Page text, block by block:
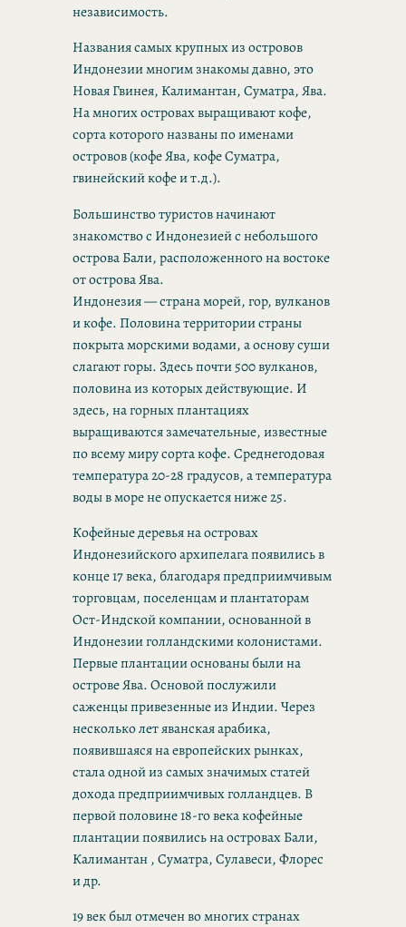
независимость.
Названия самых крупных из островов
Индонезии многим знакомы давно, это
Новая Гвинея, Калимантан, Суматра, Ява.
На многих островах выращивают кофе,
сорта которого названы по именами
островов (кофе Ява, кофе Суматра,
гвинейский кофе и т.д.).
Большинство туристов начинают
знакомство с Индонезией с небольшого
острова Бали, расположенного на востоке
от острова Ява.
Индонезия — страна морей, гор, вулканов
и кофе. Половина территории страны
покрыта морскими водами, а основу суши
слагают горы. Здесь почти 500 вулканов,
половина из которых действующие. И
здесь, на горных плантациях
выращиваются замечательные, известные
по всему миру сорта кофе. Среднегодовая
температура 20-28 градусов, а температура
воды в море не опускается ниже 25.
Кофейные деревья на островах
Индонезийского архипелага появились в
конце 17 века, благодаря предприимчивым
торговцам, поселенцам и плантаторам
Ост-Индской компании, основанной в
Индонезии голландскими колонистами.
Первые плантации основаны были на
острове Ява. Основой послужили
саженцы привезенные из Индии. Через
несколько лет яванская арабика,
появившаяся на европейских рынках,
стала одной из самых значимых статей
дохода предприимчивых голландцев. В
первой половине 18-го века кофейные
плантации появились на островах Бали,
Калимантан , Суматра, Сулавеси, Флорес
и др.
19 век был отмечен во многих странах